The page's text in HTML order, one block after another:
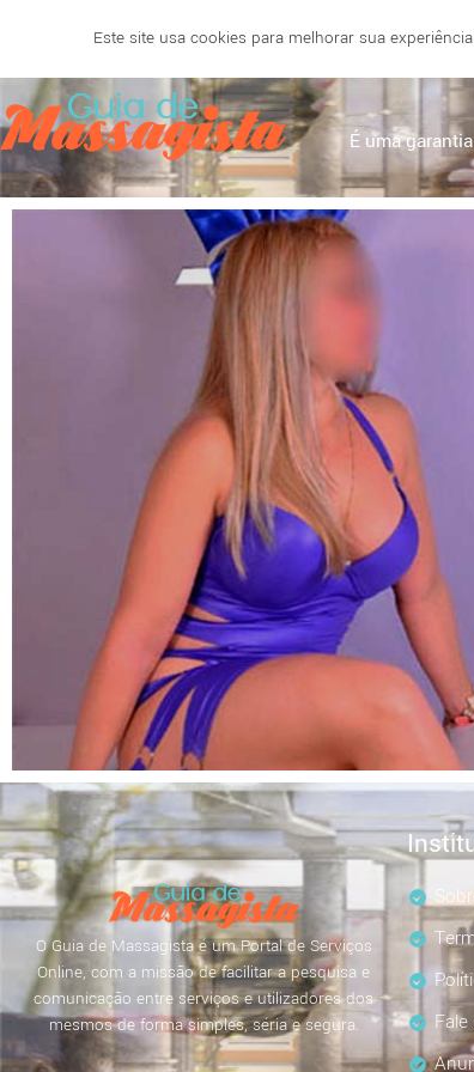
SALVADOR BELO HORIZONTE NATAL
É uma
O Guia de Massagista é um Portal de Serviços
Online, com a missão de facilitar a pesquisa e
comunicação entre serviços e utilizadores dos
mesmos de forma simples, séria e segura.
Este site usa cookies para melhorar sua